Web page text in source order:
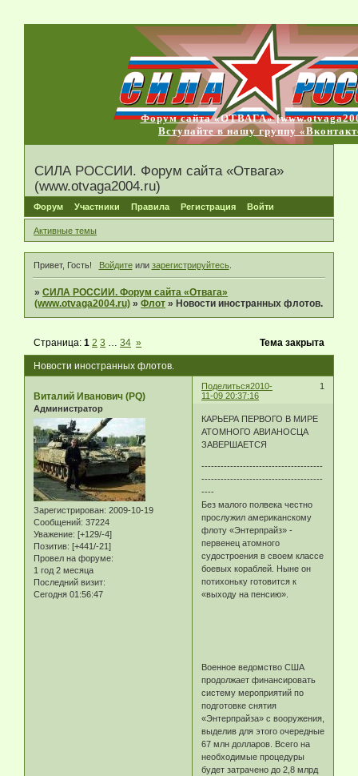
Форум сайта «ОТВАГА»
Вступайте в нашу группу
СИЛА РОССИИ. Форум сайта «Отвага»
(www.otvaga2004.ru)
Форум Участники Правила Регистрация Войти
Активные темы
Привет, Гость! Войдитеили зарегистрируйтесь.
»СИЛА РОССИИ. Форум сайта «Отвага»
(www.otvaga2004.ru) »Флот » Новости иностранных флотов.
Новости иностранных флотов.
Страница:1 2 3 34 » Тема закрыта
Поделиться 1
2010-
11-09 20:37:16
Виталий Иванович (PQ)
Администратор
Зарегистрирован: 2009-10-19
Сообщений: 37224
Уважение: [+129/-4]
Позитив: [+441/-21]
Провел на форуме:
1 год 2 месяца
Последний визит:
Сегодня 01:56:47
КАРЬЕРА ПЕРВОГО В МИРЕ
АТОМНОГО АВИАНОСЦА
ЗАВЕРШАЕТСЯ
--------------------------------------
--------------------------------------
----
Без малого полвека честно
прослужил американскому
флоту «Энтерпрайз» -
первенец атомного
судостроения в своем классе
боевых кораблей. Ныне он
потихоньку готовится к
«выходу на пенсию».
Военное ведомство США
продолжает финансировать
систему мероприятий по
подготовке снятия
«Энтерпрайза» с вооружения,
выделив для этого очередные
67 млн долларов. Всего на
необходимые процедуры
будет затрачено до 2,8 млрд